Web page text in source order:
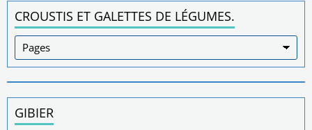
CROUSTIS ET GALETTES DE LÉGUMES.
GIBIER